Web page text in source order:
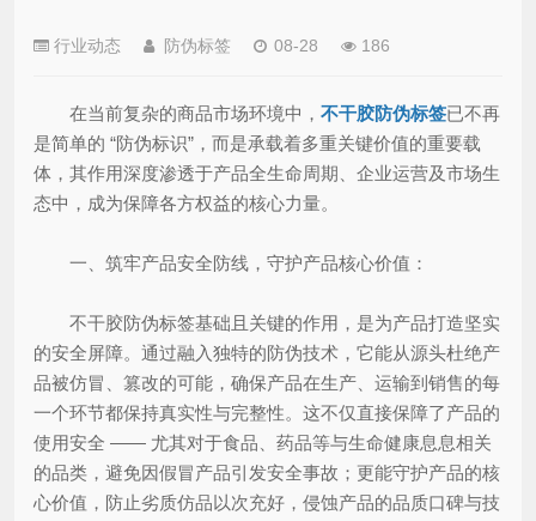
行业动态 防伪标签 08-28 186
在当前复杂的商品市场环境中， 不干胶防伪标签已不再
是简单的 “防伪标识”，而是承载着多重关键价值的重要载
体，其作用深度渗透于产品全生命周期、企业运营及市场生
态中，成为保障各方权益的核心力量。
一、筑牢产品安全防线，守护产品核心价值：
不干胶防伪标签基础且关键的作用，是为产品打造坚实
的安全屏障。通过融入独特的防伪技术，它能从源头杜绝产
品被仿冒、篡改的可能，确保产品在生产、运输到销售的每
一个环节都保持真实性与完整性。这不仅直接保障了产品的
使用安全 —— 尤其对于食品、药品等与生命健康息息相关
的品类，避免因假冒产品引发安全事故；更能守护产品的核
心价值，防止劣质仿品以次充好，侵蚀产品的品质口碑与技